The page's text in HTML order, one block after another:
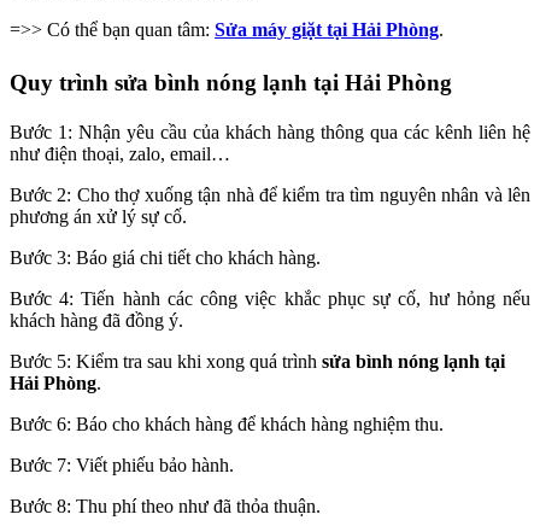
=>> Có thể bạn quan tâm: Sửa máy giặt tại Hải Phòng.
Quy trình sửa bình nóng lạnh tại Hải Phòng
Bước 1: Nhận yêu cầu của khách hàng thông qua các kênh liên hệ
như điện thoại, zalo, email…
Bước 2: Cho thợ xuống tận nhà để kiểm tra tìm nguyên nhân và lên
phương án xử lý sự cố.
Bước 3: Báo giá chi tiết cho khách hàng.
Bước 4: Tiến hành các công việc khắc phục sự cố, hư hỏng nếu
khách hàng đã đồng ý.
Bước 5: Kiểm tra sau khi xong quá trình sửa bình nóng lạnh tại
Hải Phòng.
Bước 6: Báo cho khách hàng để khách hàng nghiệm thu.
Bước 7: Viết phiếu bảo hành.
Bước 8: Thu phí theo như đã thỏa thuận.